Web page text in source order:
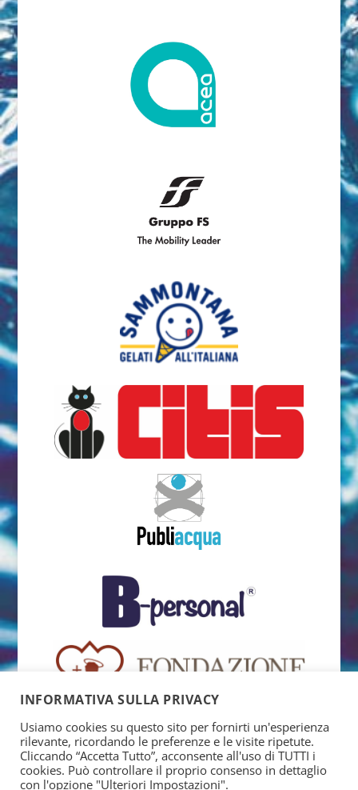
INFORMATIVA SULLA PRIVACY
Usiamo cookies su questo sito per fornirti un'esperienza
rilevante, ricordando le preferenze e le visite ripetute.
Cliccando “Accetta Tutto”, acconsente all'uso di TUTTI i
cookies. Può controllare il proprio consenso in dettaglio
con l'opzione "Ulteriori Impostazioni".